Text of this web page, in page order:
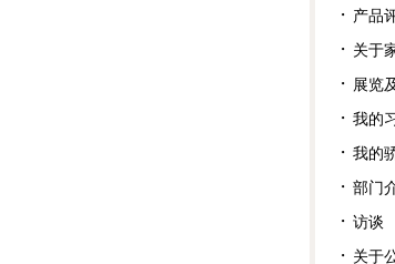
产品
关于
展览
我的
我的
部门
访谈
关于